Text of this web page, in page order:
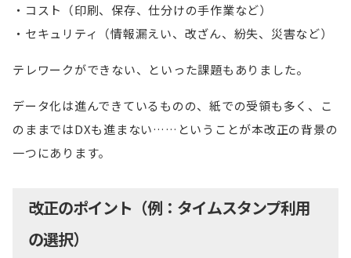
コスト（印刷、保存、仕分けの手作業など）
セキュリティ（情報漏えい、改ざん、紛失、災害など）
テレワークができない、といった課題もありました。
データ化は進んできているものの、紙での受領も多く、こ
のままではDXも進まない……ということが本改正の背景の
一つにあります。
改正のポイント（例：タイムスタンプ利用
の選択）